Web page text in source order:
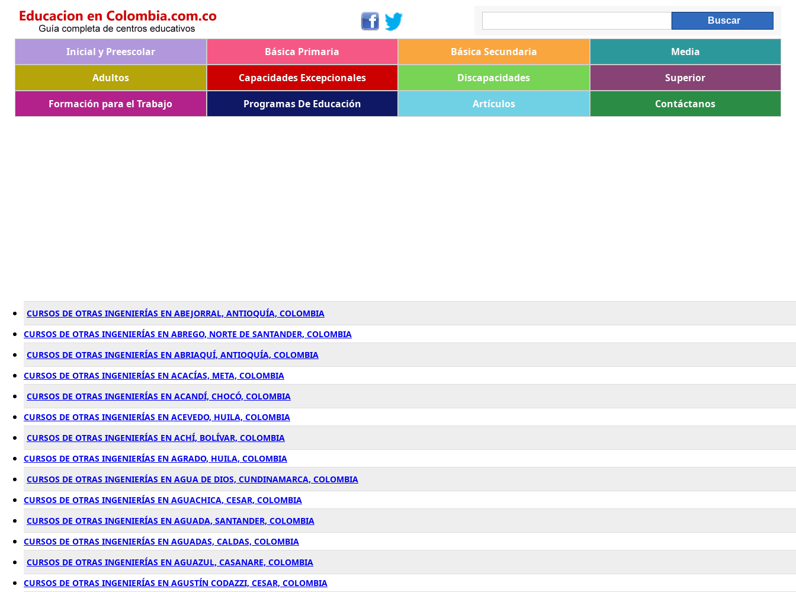
Inicial y Preescolar Básica Primaria Básica Secundaria
Media
Adultos
Capacidades Excepcionales Discapacidades
Superior
Formación para el Trabajo
Programas De Educación Artículos Contáctanos
CURSOS DE OTRAS INGENIERÍAS EN ABEJORRAL, ANTIOQUÍA, COLOMBIA
CURSOS DE OTRAS INGENIERÍAS EN ABREGO, NORTE DE SANTANDER, COLOMBIA
CURSOS DE OTRAS INGENIERÍAS EN ABRIAQUÍ, ANTIOQUÍA, COLOMBIA
CURSOS DE OTRAS INGENIERÍAS EN ACACÍAS, META, COLOMBIA
CURSOS DE OTRAS INGENIERÍAS EN ACANDÍ, CHOCÓ, COLOMBIA
CURSOS DE OTRAS INGENIERÍAS EN ACEVEDO, HUILA, COLOMBIA
CURSOS DE OTRAS INGENIERÍAS EN ACHÍ, BOLÍVAR, COLOMBIA
CURSOS DE OTRAS INGENIERÍAS EN AGRADO, HUILA, COLOMBIA
CURSOS DE OTRAS INGENIERÍAS EN AGUA DE DIOS, CUNDINAMARCA, COLOMBIA
CURSOS DE OTRAS INGENIERÍAS EN AGUACHICA, CESAR, COLOMBIA
CURSOS DE OTRAS INGENIERÍAS EN AGUADA, SANTANDER, COLOMBIA
CURSOS DE OTRAS INGENIERÍAS EN AGUADAS, CALDAS, COLOMBIA
CURSOS DE OTRAS INGENIERÍAS EN AGUAZUL, CASANARE, COLOMBIA
CURSOS DE OTRAS INGENIERÍAS EN AGUSTÍN CODAZZI, CESAR, COLOMBIA